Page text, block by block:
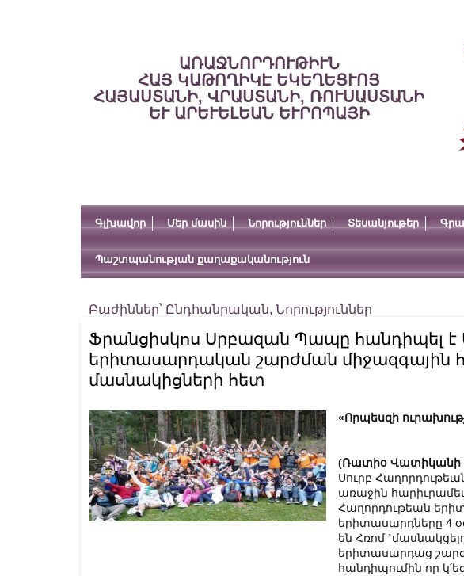
ԱՌԱՋՆՈՐԴՈՒԹԻՒՆ
ՀԱՅ ԿԱԹՈՂԻԿԷ ԵԿԵՂԵՑՒՈՅ
ՀԱՅԱՍՏԱՆԻ, ՎՐԱՍՏԱՆԻ, ՌՈՒՍԱՍՏԱՆԻ
ԵՒ ԱՐԵՒԵԼԵԱՆ ԵՒՐՈՊԱՅԻ
Գլխավոր Մեր մասին Նորություններ Տեսանյութեր
Պաշտպանության քաղաքականություն
Բաժիններ՝ Ընդհանրական, Նորություններ
Ֆրանցիսկոս Սրբազան Պապը հանդիպել է
երիտասարդական շարժման միջազգային
մասնակիցների հետ
«Որպեսզի
(Ռատիօ Վատիկանի
Սուրբ
առաջին
Հաղորդութեան
երիտասարդները 4
են Հռոմ
երիտասարդաց
հանդիպումին որ